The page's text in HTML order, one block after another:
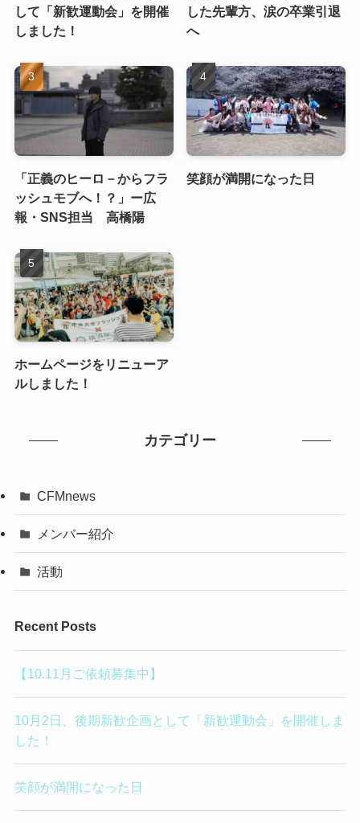
して「新歓運動会」を開催
しました！
した先輩方、涙の卒業引退
へ
「正義のヒーロ－からフラ
ッシュモブへ！？」ー広
報・SNS担当 高橋陽
笑顔が満開になった日
ホームページをリニューア
ルしました！
カテゴリー
CFMnews
メンバー紹介
活動
Recent Posts
【10.11月ご依頼募集中】
10月2日、後期新歓企画として「新歓運動会」を開催しま
した！
笑顔が満開になった日